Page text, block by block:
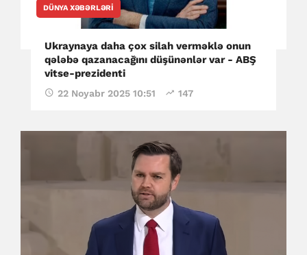
DÜNYA XƏBƏRLƏRI
Ukraynaya daha çox silah verməklə onun
qələbə qazanacağını düşünənlər var - ABŞ
vitse-prezidenti
22 Noyabr 2025 10:51 147